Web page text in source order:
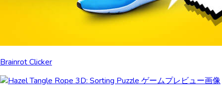
Brainrot Clicker